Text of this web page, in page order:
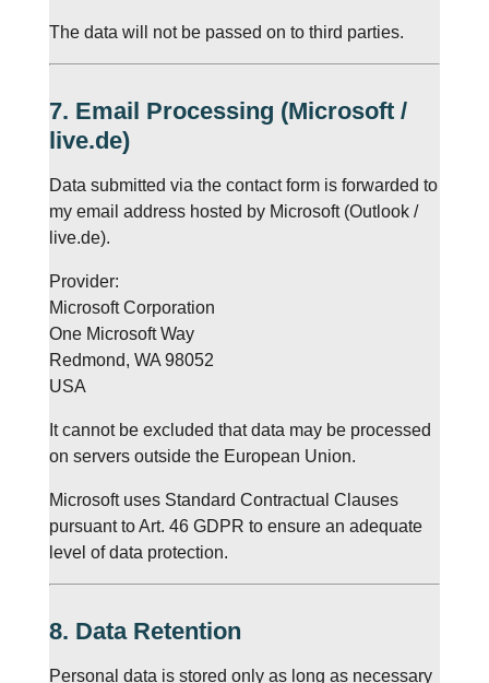
The data will not be passed on to third parties.
7. Email Processing (Microsoft /
live.de)
Data submitted via the contact form is forwarded to
my email address hosted by Microsoft (Outlook /
live.de).
Provider:
Microsoft Corporation
One Microsoft Way
Redmond, WA 98052
USA
It cannot be excluded that data may be processed
on servers outside the European Union.
Microsoft uses Standard Contractual Clauses
pursuant to Art. 46 GDPR to ensure an adequate
level of data protection.
8. Data Retention
Personal data is stored only as long as necessary